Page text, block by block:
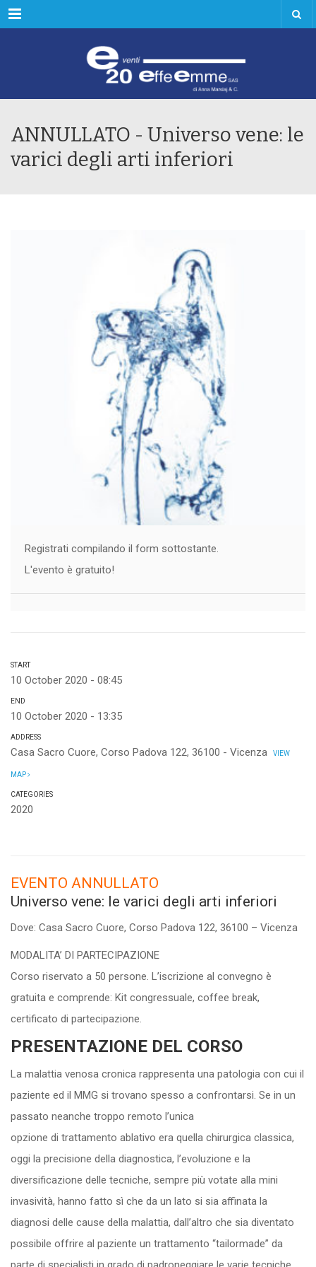
Menu
ANNULLATO - Universo vene: le
varici degli arti inferiori
Registrati compilando il form sottostante.
L'evento è gratuito!
START
10 October 2020 - 08:45
END
10 October 2020 - 13:35
ADDRESS
Casa Sacro Cuore, Corso Padova 122, 36100 - Vicenza VIEW
MAP
CATEGORIES
2020
EVENTO ANNULLATO
Universo vene: le varici degli arti inferiori
Dove: Casa Sacro Cuore, Corso Padova 122, 36100 – Vicenza
MODALITA’ DI PARTECIPAZIONE
Corso riservato a 50 persone. L’iscrizione al convegno è
gratuita e comprende: Kit congressuale, coffee break,
certificato di partecipazione.
PRESENTAZIONE DEL CORSO
La malattia venosa cronica rappresenta una patologia con cui il
paziente ed il MMG si trovano spesso a confrontarsi. Se in un
passato neanche troppo remoto l’unica
opzione di trattamento ablativo era quella chirurgica classica,
oggi la precisione della diagnostica, l’evoluzione e la
diversificazione delle tecniche, sempre più votate alla mini
invasività, hanno fatto sì che da un lato si sia affinata la
diagnosi delle cause della malattia, dall’altro che sia diventato
possibile offrire al paziente un trattamento “tailormade” da